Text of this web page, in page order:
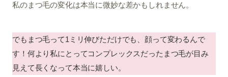
私のまつ毛の変化は本当に微妙な差かもしれません。
でもまつ毛って1ミリ伸びただけでも、顔って変わるんで
す！何より私にとってコンプレックスだったまつ毛が目み
見えて長くなって本当に嬉しい。